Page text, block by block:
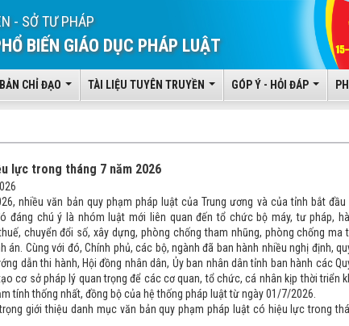
- SỞ TƯ PHÁP
BIẾN GIÁO DỤC PHÁP LUẬT
CHỈ ĐẠO TÀI LIỆU TUYÊN TRUYỀN GÓP Ý - HỎI ĐÁP
lực trong tháng 7 năm 2026
nhiều văn bản quy phạm pháp luật của Trung ương và của tỉnh bắt đầu
đáng chú ý là nhóm luật mới liên quan đến tổ chức bộ máy, tư pháp,
chuyển đổi số, xây dựng, phòng chống tham nhũng, phòng chống ma
án. Cùng với đó, Chính phủ, các bộ, ngành đã ban hành nhiều nghị định,
dẫn thi hành, Hội đồng nhân dân, Ủy ban nhân dân tỉnh ban hành các
cơ sở pháp lý quan trọng để các cơ quan, tổ chức, cá nhân kịp thời triển
tính thống nhất, đồng bộ của hệ thống pháp luật từ ngày 01/7/2026.
giới thiệu danh mục văn bản quy phạm pháp luật có hiệu lực trong